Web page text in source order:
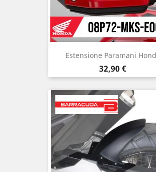
Estensione Paramani
Prezzo
32,90 €